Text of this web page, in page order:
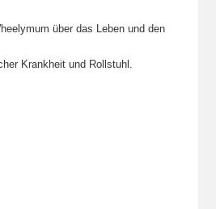
über das Leben und den
Krankheit und Rollstuhl.